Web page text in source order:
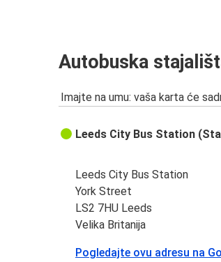
Autobuska
Imajte na umu: vaša karta će
Leeds City Bus Station
Leeds City Bus Station
York Street
LS2 7HU Leeds
Velika Britanija
Pogledajte ovu adresu na